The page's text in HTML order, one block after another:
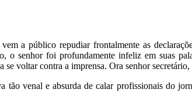
a público repudiar frontalmente as
o senhor foi profundamente infeliz em suas
voltar contra a imprensa. Ora senhor
tão venal e absurda de calar profissionais do